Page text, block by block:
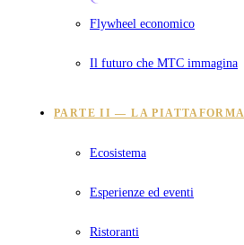
Flywheel economico
Il futuro che MTC immagina
PARTE II — LA PIATTAFORMA
Ecosistema
Esperienze ed eventi
Ristoranti